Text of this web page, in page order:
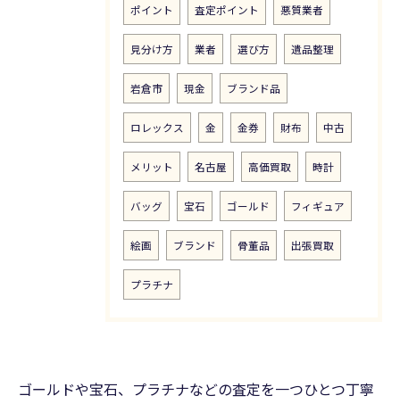
ポイント 査定ポイント 悪質業者
見分け方 業者 選び方 遺品整理
岩倉市 現金 ブランド品
ロレックス 金 金券 財布 中古
メリット 名古屋 高価買取 時計
バッグ 宝石 ゴールド フィギュア
絵画 ブランド 骨董品 出張買取
プラチナ
ゴールドや宝石、プラチナなどの査定を一つひとつ丁寧